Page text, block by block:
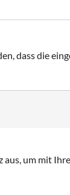
dass die
aus, um mit